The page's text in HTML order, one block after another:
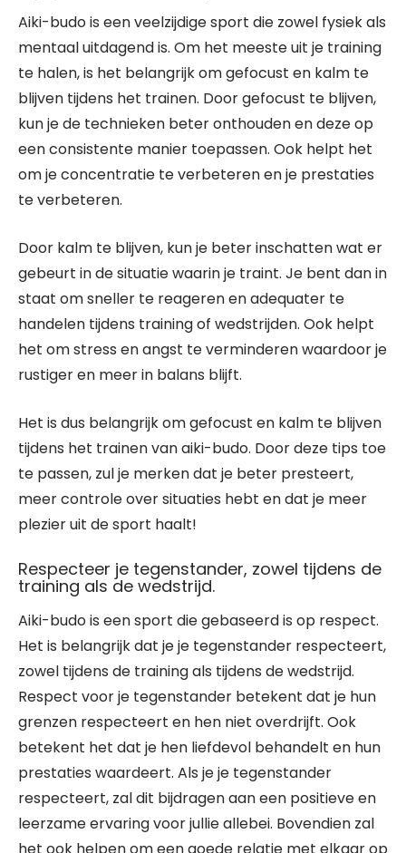
Aiki-budo is een veelzijdige sport die zowel fysiek als
mentaal uitdagend is. Om het meeste uit je training
te halen, is het belangrijk om gefocust en kalm te
blijven tijdens het trainen. Door gefocust te blijven,
kun je de technieken beter onthouden en deze op
een consistente manier toepassen. Ook helpt het
om je concentratie te verbeteren en je prestaties
te verbeteren.
Door kalm te blijven, kun je beter inschatten wat er
gebeurt in de situatie waarin je traint. Je bent dan in
staat om sneller te reageren en adequater te
handelen tijdens training of wedstrijden. Ook helpt
het om stress en angst te verminderen waardoor je
rustiger en meer in balans blijft.
Het is dus belangrijk om gefocust en kalm te blijven
tijdens het trainen van aiki-budo. Door deze tips toe
te passen, zul je merken dat je beter presteert,
meer controle over situaties hebt en dat je meer
plezier uit de sport haalt!
Respecteer je tegenstander, zowel tijdens de
training als de wedstrijd.
Aiki-budo is een sport die gebaseerd is op respect.
Het is belangrijk dat je je tegenstander respecteert,
zowel tijdens de training als tijdens de wedstrijd.
Respect voor je tegenstander betekent dat je hun
grenzen respecteert en hen niet overdrijft. Ook
betekent het dat je hen liefdevol behandelt en hun
prestaties waardeert. Als je je tegenstander
respecteert, zal dit bijdragen aan een positieve en
leerzame ervaring voor jullie allebei. Bovendien zal